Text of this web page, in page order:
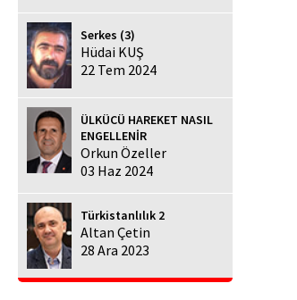
Serkes (3)
Hüdai KUŞ
22 Tem 2024
ÜLKÜCÜ HAREKET NASIL
ENGELLENİR
Orkun Özeller
03 Haz 2024
Türkistanlılık 2
Altan Çetin
28 Ara 2023